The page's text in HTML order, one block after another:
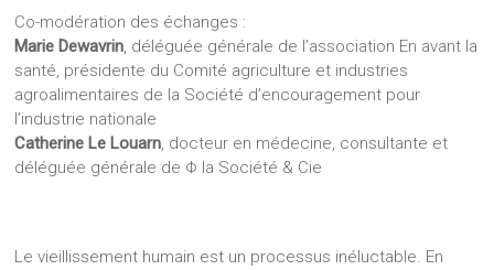
Co-modération des échanges :
Marie Dewavrin, déléguée générale de l’association En avant la
santé, présidente du Comité agriculture et industries
agroalimentaires de la Société d’encouragement pour
l’industrie nationale
Catherine Le Louarn, docteur en médecine, consultante et
déléguée générale de Φ la Société & Cie
Le vieillissement humain est un processus inéluctable. En